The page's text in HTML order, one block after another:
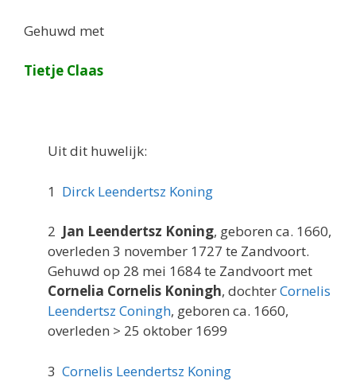
Gehuwd met
Tietje Claas
Uit dit huwelijk:
1 Dirck Leendertsz Koning
2 Jan Leendertsz Koning, geboren ca. 1660,
overleden 3 november 1727 te Zandvoort.
Gehuwd op 28 mei 1684 te Zandvoort met
Cornelia Cornelis Koningh, dochterCornelis
Leendertsz Coningh, geboren ca. 1660,
overleden > 25 oktober 1699
3 Cornelis Leendertsz Koning